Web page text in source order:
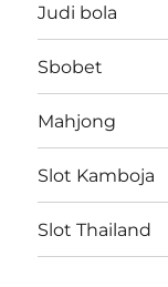
Judi bola
Sbobet
Mahjong
Slot Kamboja
Slot Thailand